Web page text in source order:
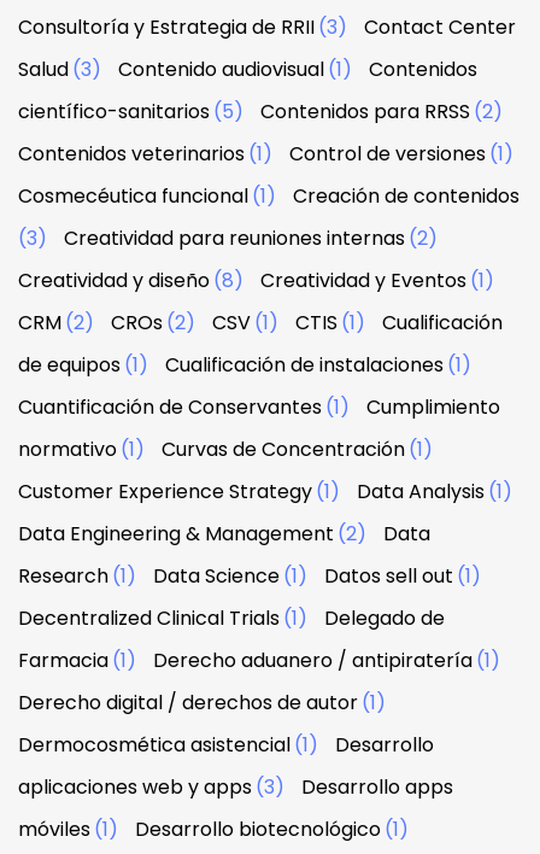
Consultoría y Estrategia de RRII(3)
Contact Center
Salud(3) Contenido audiovisual(1)
Contenidos
científico-sanitarios(5) Contenidos para RRSS (2)
Contenidos veterinarios(1) Control de versiones(1)
Cosmecéutica funcional(1)
Creación de contenidos
(3)
Creatividad para reuniones internas(2)
Creatividad y diseño(8) Creatividad y Eventos(1)
CRM(2) CROs(2) CSV(1) CTIS (1)
Cualificación
de equipos(1) Cualificación de instalaciones(1)
Cuantificación de Conservantes(1)
Cumplimiento
normativo(1) Curvas de Concentración(1)
Customer Experience Strategy(1) Data Analysis(1)
Data Engineering & Management (2)
Data
Research(1) Data Science(1) Datos sell out (1)
Decentralized Clinical Trials(1)
Delegado de
Farmacia(1) Derecho aduanero / antipiratería(1)
Derecho digital / derechos de autor(1)
Dermocosmética asistencial(1)
Desarrollo
aplicaciones web y apps(3)
Desarrollo apps
móviles(1) Desarrollo biotecnológico(1)